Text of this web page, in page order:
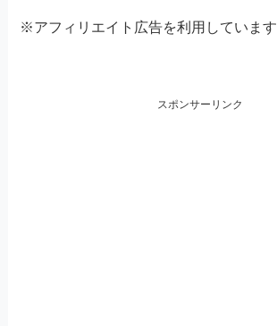
※アフィリエイト広告を利用しています
スポンサーリンク